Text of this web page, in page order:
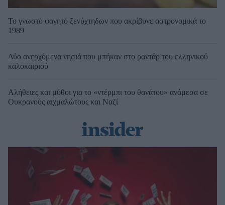
Το γνωστό φαγητό ξενύχτηδων που ακρίβυνε αστρονομικά το
1989
Δύο ανερχόμενα νησιά που μπήκαν στο ραντάρ του ελληνικού
καλοκαιριού
Αλήθειες και μύθοι για το «ντέρμπι του θανάτου» ανάμεσα σε
Ουκρανούς αιχμαλώτους και Ναζί